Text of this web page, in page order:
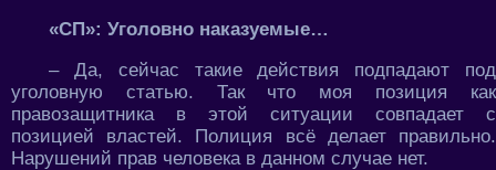
«СП»: Уголовно наказуемые…
– Да, сейчас такие действия подпадают под
уголовную статью. Так что моя позиция как
правозащитника в этой ситуации совпадает с
позицией властей. Полиция всё делает правильно.
Нарушений прав человека в данном случае нет.